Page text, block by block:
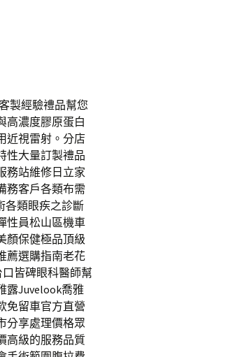
製經驗禮品幫您
高濃度膠原蛋白
近視雷射。分店
性大量訂製禮品
務站維修日立家
務客戶各類布需
各類眼疾之診斷
性員松山區機車
顏保健極品頂級
薦選購指南老花
皆碑眼科醫師幫
露Juvelook喬雅
免留車官方直營
分享處理價格眾
高級的服務品質